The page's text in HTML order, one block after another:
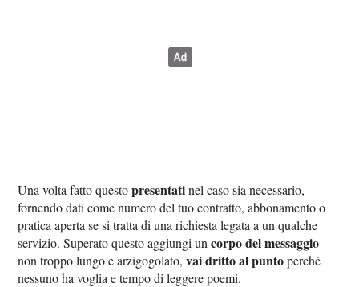
Una volta fatto questopresentatinel caso sia necessario,
fornendo dati come numero del tuo contratto, abbonamento o
pratica aperta se si tratta di una richiesta legata a un qualche
servizio. Superato questo aggiungi uncorpo del messaggio
non troppo lungo e arzigogolato,vai dritto al puntoperché
nessuno ha voglia e tempo di leggere poemi.